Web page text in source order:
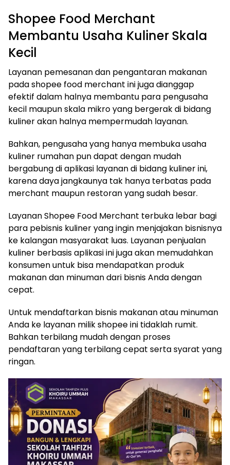
Shopee Food Merchant
Membantu Usaha Kuliner Skala
Kecil
Layanan pemesanan dan pengantaran makanan
pada shopee food merchant ini juga dianggap
efektif dalam halnya membantu para pengusaha
kecil maupun skala mikro yang bergerak di bidang
kuliner akan halnya mempermudah layanan.
Bahkan, pengusaha yang hanya membuka usaha
kuliner rumahan pun dapat dengan mudah
bergabung di aplikasi layanan di bidang kuliner ini,
karena daya jangkaunya tak hanya terbatas pada
merchant maupun restoran yang sudah besar.
Layanan Shopee Food Merchant terbuka lebar bagi
para pebisnis kuliner yang ingin menjajakan bisnisnya
ke kalangan masyarakat luas. Layanan penjualan
kuliner berbasis aplikasi ini juga akan memudahkan
konsumen untuk bisa mendapatkan produk
makanan dan minuman dari bisnis Anda dengan
cepat.
Untuk mendaftarkan bisnis makanan atau minuman
Anda ke layanan milik shopee ini tidaklah rumit.
Bahkan terbilang mudah dengan proses
pendaftaran yang terbilang cepat serta syarat yang
ringan.